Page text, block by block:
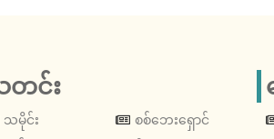
င်း
သမိုင်း
စစ်ဘေးရှောင်